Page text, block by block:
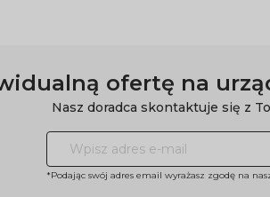
ofertę na
Nasz doradca skontaktuje się z
*Podając swój adres email wyrażasz zgodę na